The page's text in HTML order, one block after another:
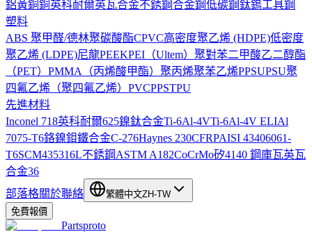
鋁黃銅銅英科耐爾英瓦合金不銹鋼合金鋼低碳鋼鈦鎢工具鋼
塑料
ABS 聚甲醛/德林聚碳酸酯CPVC高密度聚乙烯 (HDPE)低密度
聚乙烯 (LDPE)尼龍PEEKPEI（Ultem） 聚對苯二甲酸乙二醇酯
（PET） PMMA（丙烯酸甲酯） 聚丙烯聚苯乙烯PPSUPSU聚
四氟乙烯（聚四氟乙烯） PVCPPSTPU
先進材料
Inconel 718英科耐爾625鎳鈦合金Ti-6Al-4VTi-6Al-4V ELIAl
7075-T6鉻鎳鉬鐵合金C-276Haynes 230CFRPAISI 43406061-
T6SCM435316L不銹鋼ASTM A182CoCrMo矽4140 鋼庫瓦英瓦
合金36
部落格關於聯絡 繁體中文ZH-TW
免費報價
Partsproto